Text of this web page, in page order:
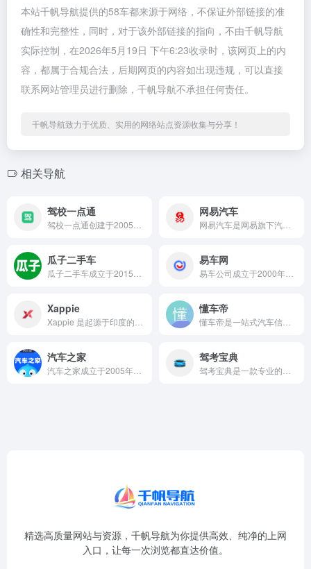
本站千帆导航提供的58车都来源于网络，不保证外部链接的准
确性和完整性，同时，对于该外部链接的指向，不由千帆导航
实际控制，在2026年5月19日 下午6:23收录时，该网页上的内
容，都属于合规合法，后期网页的内容如出现违规，可以直接
联系网站管理员进行删除，千帆导航不承担任何责任。
千帆导航致力于优质、实用的网络站点资源收集与分享！
相关导航
驾校一点通 网易汽车
瓜子二手车 易车网
Xappie 懂车帝
汽车之家 驾考宝典
精选高质量网站与资源，千帆导航为你提供高效、纯净的上网
入口，让每一次浏览都直达价值。